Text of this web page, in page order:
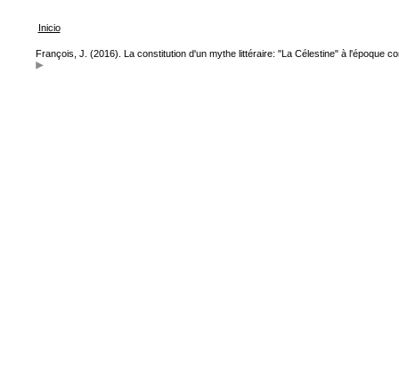
Inicio
François, J. (2016). La constitution d'un mythe littéraire: "La Célestine" à l'époque